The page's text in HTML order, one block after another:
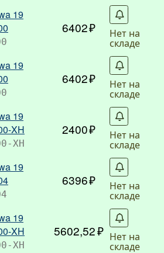
19
6402 Нет на
складе
19
6402 Нет на
складе
19
XH
XH
2400 Нет на
складе
19
6396 Нет на
складе
19
XH
XH
5602,52 Нет на
складе